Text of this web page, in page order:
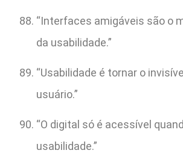
“Interfaces amigáveis são o
da usabilidade.”
“Usabilidade é tornar o
usuário.”
“O digital só é acessível
usabilidade.”